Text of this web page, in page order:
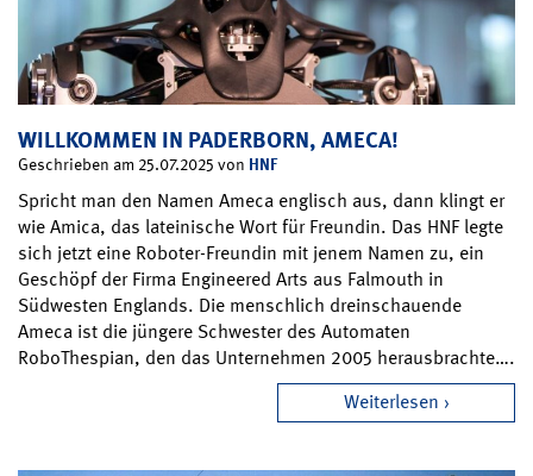
WILLKOMMEN IN PADERBORN, AMECA!
Geschrieben am 25.07.2025 von HNF
Spricht man den Namen Ameca englisch aus, dann klingt er
wie Amica, das lateinische Wort für Freundin. Das HNF legte
sich jetzt eine Roboter-Freundin mit jenem Namen zu, ein
Geschöpf der Firma Engineered Arts aus Falmouth in
Südwesten Englands. Die menschlich dreinschauende
Ameca ist die jüngere Schwester des Automaten
RoboThespian, den das Unternehmen 2005 herausbrachte….
Weiterlesen